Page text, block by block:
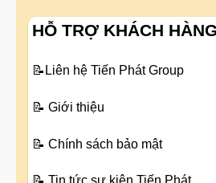
HỖ TRỢ KHÁCH HÀNG
📝 Liên hệ Tiến Phát Group
📝 Giới thiệu
📝 Chính sách bảo mật